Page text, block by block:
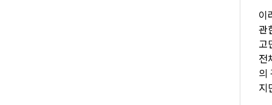
이
관
고
전
의
지